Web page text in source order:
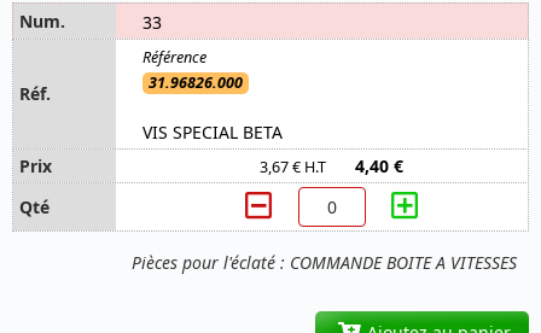
Pièces pour l'éclaté : COMMANDE BOITE A VITESSES
33
31.96826.000
VIS SPECIAL BETA
3,67 € H.T 4,40 €